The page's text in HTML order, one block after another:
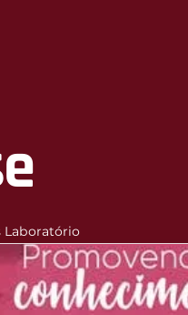
Laboratório